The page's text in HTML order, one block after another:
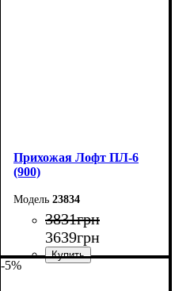
Прихожая Лофт ПЛ-6
(900)
23834
3831грн
3639грн
-5%